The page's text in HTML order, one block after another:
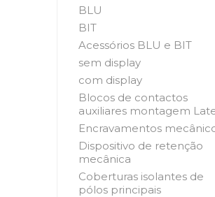
BLU
BIT
Acessórios BLU e BIT
sem display
com display
Blocos de contactos
auxiliares montagem
Encravamentos
Dispositivo de retenção
mecânica
Coberturas isolantes de
pólos principais